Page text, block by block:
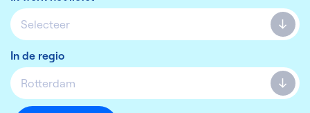
In de regio